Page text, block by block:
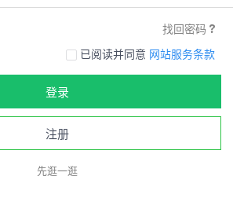
找回密码
已阅读并同意 网站服务条款
登录
注册
先逛一逛